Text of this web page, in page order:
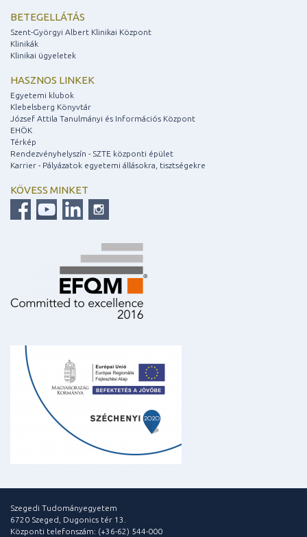
BETEGELLÁTÁS
Szent-Györgyi Albert Klinikai Központ
Klinikák
Klinikai ügyeletek
HASZNOS LINKEK
Egyetemi klubok
Klebelsberg Könyvtár
József Attila Tanulmányi és Információs Központ
EHÖK
Térkép
Rendezvényhelyszín - SZTE központi épület
Karrier - Pályázatok egyetemi állásokra, tisztségekre
KÖVESS MINKET
Szegedi Tudományegyetem
6720 Szeged, Dugonics tér 13.
Központi telefonszám: (+36-62) 544-000